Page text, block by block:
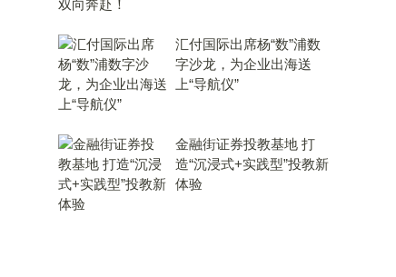
汇付国际出席杨“数”浦数
字沙龙，为企业出海送
上“导航仪”
金融街证券投教基地 打
造“沉浸式+实践型”投教新
体验